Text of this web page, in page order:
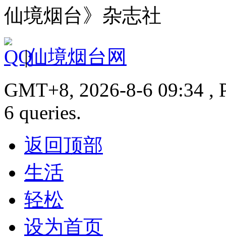
仙境烟台》杂志社
|仙境烟台网
GMT+8, 2026-8-6 09:34 ,
6 queries.
返回顶部
生活
轻松
设为首页